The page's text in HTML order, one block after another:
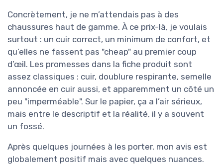
Concrètement, je ne m’attendais pas à des
chaussures haut de gamme. À ce prix-là, je voulais
surtout : un cuir correct, un minimum de confort, et
qu’elles ne fassent pas "cheap" au premier coup
d’œil. Les promesses dans la fiche produit sont
assez classiques : cuir, doublure respirante, semelle
annoncée en cuir aussi, et apparemment un côté un
peu "imperméable". Sur le papier, ça a l’air sérieux,
mais entre le descriptif et la réalité, il y a souvent
un fossé.
Après quelques journées à les porter, mon avis est
globalement positif mais avec quelques nuances.